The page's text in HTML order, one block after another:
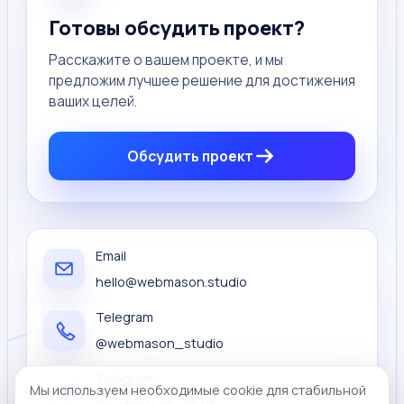
Готовы обсудить проект?
Расскажите о вашем проекте, и мы
предложим лучшее решение для достижения
ваших целей.
Обсудить проект
Email
hello@webmason.studio
Telegram
@webmason_studio
Мы используем необходимые cookie для стабильной